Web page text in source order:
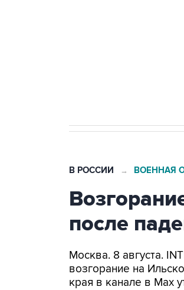
В РОССИИ → ВОЕННАЯ
после
Москва. 8 августа.
возгорание на
края в канале в Max